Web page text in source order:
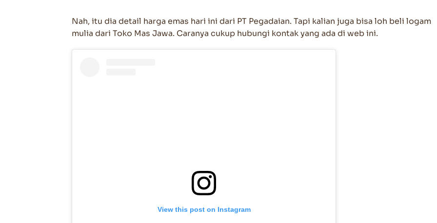
Nah, itu dia detail harga emas hari ini dari PT Pegadaian. Tapi kalian juga bisa loh beli logam
mulia dari Toko Mas Jawa. Caranya cukup hubungi kontak yang ada di web ini.
View this post on Instagram